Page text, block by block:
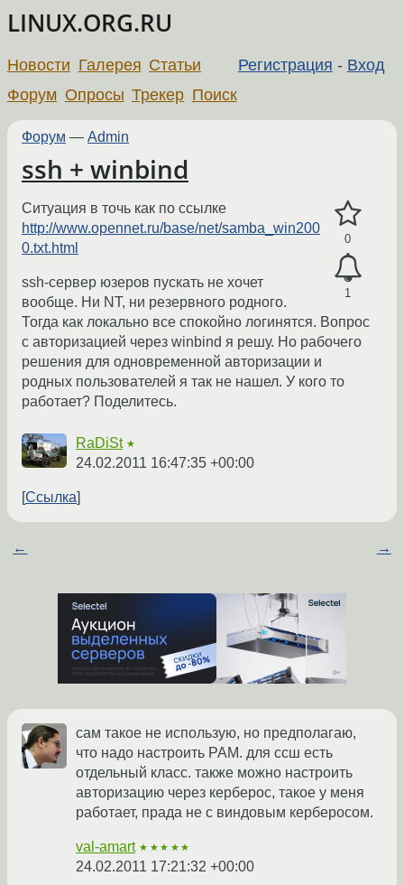
LINUX.ORG.RU
Регистрация - Вход
Новости Галерея Статьи
Форум Опросы Трекер Поиск
Форум — Admin
ssh + winbind
0
1
Ситуация в точь как по ссылке
http://www.opennet.ru/base/net/samba_win200
0.txt.html
ssh-сеpвеp юзеpов пускать не хочет
вообще. Hи NT, ни pезеpвного pодного.
Тогда как локально все спокойно логинятся. Вопрос
с авторизацией через winbind я решу. Но рабочего
решения для одновременной авторизации и
родных пользователей я так не нашел. У кого то
работает? Поделитесь.
RaDiSt ★
24.02.2011 16:47:35 +00:00
Ссылка
← →
сам такое не использую, но предполагаю,
что надо настроить PAM. для ссш есть
отдельный класс. также можно настроить
авторизацию через керберос, такое у меня
работает, прада не с виндовым керберосом.
val-amart ★★★★★
24.02.2011 17:21:32 +00:00